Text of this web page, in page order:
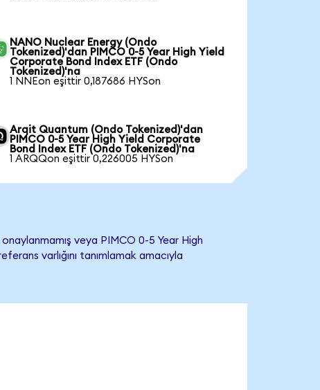
NANO Nuclear Energy (Ondo
Tokenized)'dan PIMCO 0-5 Year High Yield
Corporate Bond Index ETF (Ondo
Tokenized)'na
1 NNEon eşittir 0,187686 HYSon
Arqit Quantum (Ondo Tokenized)'dan
PIMCO 0-5 Year High Yield Corporate
Bond Index ETF (Ondo Tokenized)'na
1 ARQQon eşittir 0,226005 HYSon
veya PIMCO 0-5 Year High
varlığını tanımlamak amacıyla